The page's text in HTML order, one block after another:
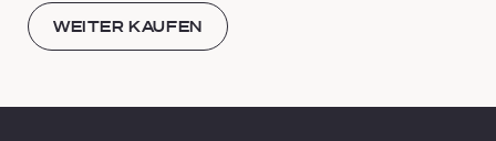
WEITER KAUFEN